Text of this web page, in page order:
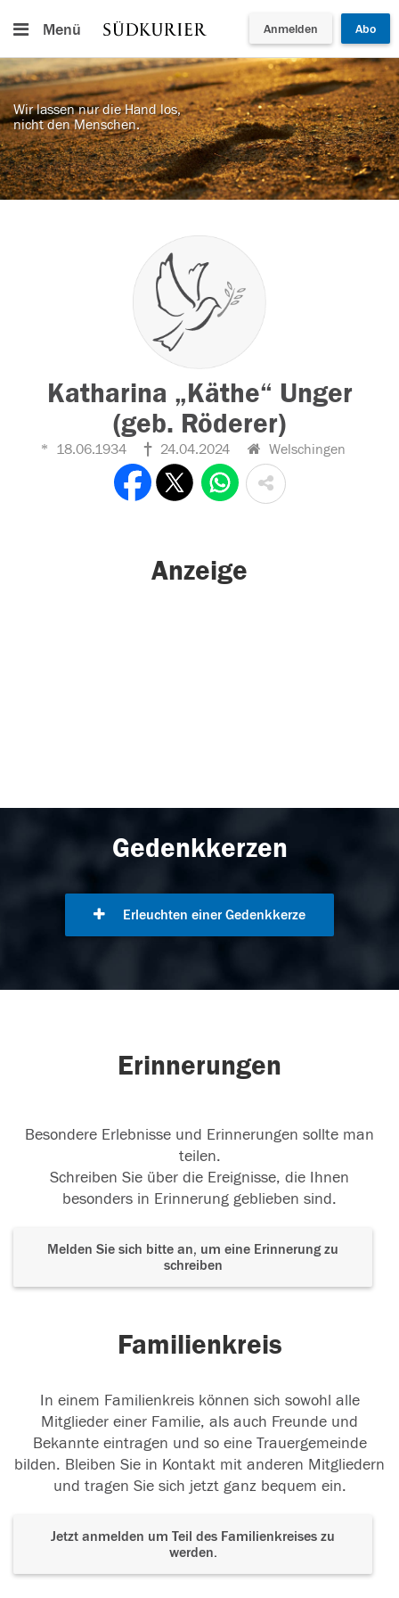
Menü Anmelden Abo
Wir lassen nur die Hand los,
nicht den Menschen.
Katharina „Käthe“ Unger
(geb. Röderer)
18.06.1934 24.04.2024 Welschingen
Anzeige
Gedenkkerzen
Erleuchten einer Gedenkkerze
Erinnerungen
Besondere Erlebnisse und Erinnerungen sollte man
teilen.
Schreiben Sie über die Ereignisse, die Ihnen
besonders in Erinnerung geblieben sind.
Melden Sie sich bitte an, um eine Erinnerung zu
schreiben
Familienkreis
In einem Familienkreis können sich sowohl alle
Mitglieder einer Familie, als auch Freunde und
Bekannte eintragen und so eine Trauergemeinde
bilden. Bleiben Sie in Kontakt mit anderen Mitgliedern
und tragen Sie sich jetzt ganz bequem ein.
Jetzt anmelden um Teil des Familienkreises zu
werden.